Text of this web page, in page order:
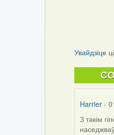
Увайдзіце
Harrier -
З такім